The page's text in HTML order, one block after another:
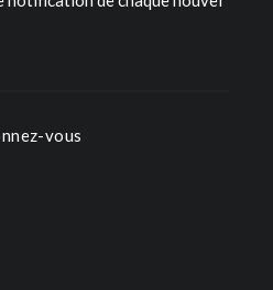
vous